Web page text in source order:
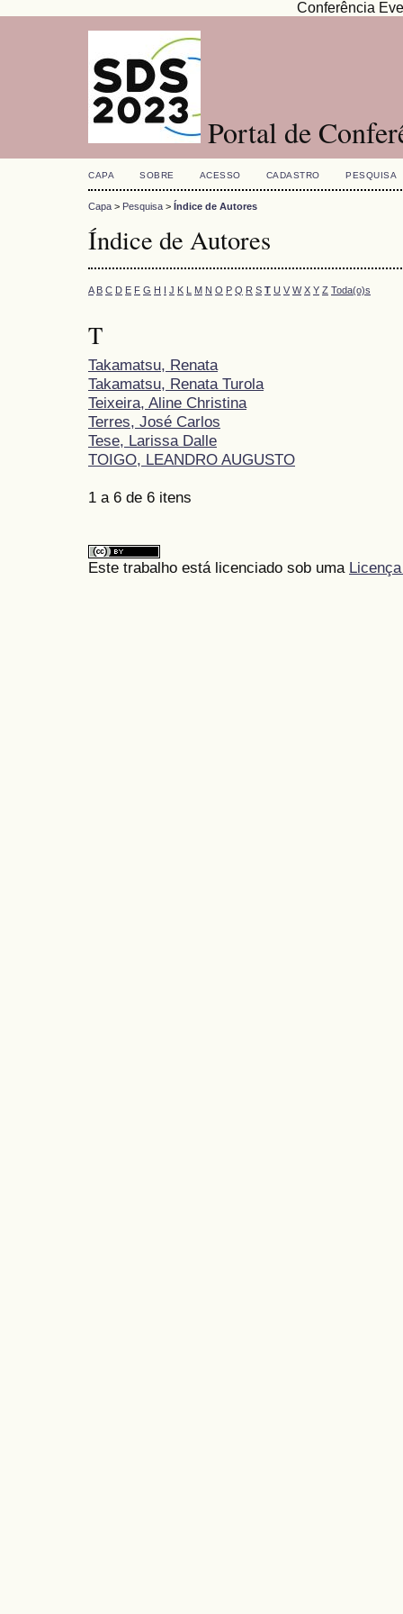
Conferência
Portal de
CAPA SOBRE ACESSO CADASTRO PESQUISA
Capa > Pesquisa > Índice de Autores
Índice de Autores
A B C D E F G H I J K L M N O P Q R S T U V W X Y Z Toda(o)s
T
Takamatsu, Renata
Takamatsu, Renata Turola
Teixeira, Aline Christina
Terres, José Carlos
Tese, Larissa Dalle
TOIGO, LEANDRO AUGUSTO
1 a 6 de 6 itens
Este trabalho está licenciado sob uma